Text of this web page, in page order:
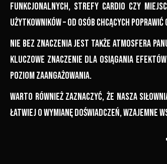
funkcjonalnych, strefy cardio czy
użytkowników – od osób chcących
Nie bez znaczenia jest także atmosfera
kluczowe znaczenie dla osiągania
poziom zaangażowania.
Warto również zaznaczyć, że nasza
łatwiej o wymianę doświadczeń, wzajemne